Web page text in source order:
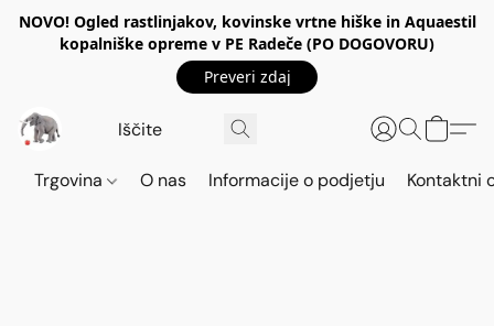
NOVO! Ogled rastlinjakov, kovinske vrtne hiške in Aquaestil
kopalniške opreme v PE Radeče (PO DOGOVORU)
Preveri zdaj
Trgovina O nas Informacije o podjetju Kontaktni